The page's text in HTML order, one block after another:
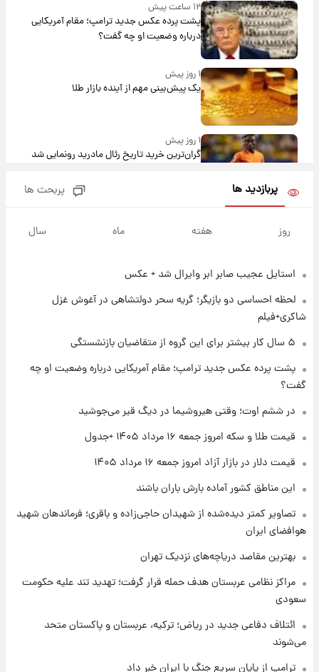
۱۲ ساعت پیش
پشت پرده عکس جدید ترامپ؛ مقام آمریکایی
درباره وضعیت او چه گفت؟
۱ روز پیش
یک پیش‌بینی مهم از آینده بازار طلا
۱ روز پیش
گران‌ترین خرید تاریخ رئال مادرید رونمایی شد
روزها پربارش‌تر خواهند بود؟
۱ روز پیش
شد؛ تیکدری، محبی و سرگیف با اعداد ویژه
۱ روز پیش
شد+فیلم
۱ روز پیش
امروز پنجشنبه ۱۵ مرداد ۱۴۰۵ +جدول
قیمت طلا و سکه امروز پنجشنبه ۱۵ مرداد ۱۴۰۵
شارژ جدید کالابرگ برای سه دهک؛ جزئیات اعلام
پربازدید ها پربحث ها
روز هفته ماه سال
استایل عجیب صابر ابر وایرال شد + عکس
لحظه احساسی دو بازیگر؛ گریه سحر دولتشاهی در آغوش غزل
شاکری+فیلم
۵ سال کار بیشتر برای این گروه از متقاضیان بازنشستگی
پشت پرده عکس جدید ترامپ؛ مقام آمریکایی درباره وضعیت او چه
گفت؟
در ششم اوت؛ وقتی هیروشیما در دیگ قیر می‌جوشید
قیمت طلا و سکه امروز جمعه ۱۶ مرداد ۱۴۰۵ +جدول
قیمت دلار در بازار آزاد امروز جمعه ۱۶ مرداد ۱۴۰۵
این مناطق کشور آماده بارش باران باشند
تصاویر کمتر دیده‌شده از شهیدان حاجی‌زاده و باقری؛ فرماندهان شهید
هوافضای ایران
بهترین مقاصد دریاچه‌های نزدیک تهران
مراکز نظامی عربستان هدف حمله قرار گرفت؛ تهدید تند علیه حکومت
سعودی
ائتلاف دفاعی جدید در ریاض؛ ترکیه، عربستان و پاکستان متحد
می‌شوند
ترامپ از پایان سریع جنگ با ایران خبر داد